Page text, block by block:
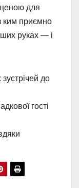
для
ким приємно
руках — і
зустрічей до
гості